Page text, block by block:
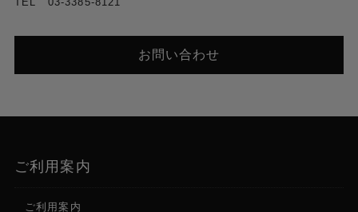
お問い合わせ
ご利用案内
ご利用案内